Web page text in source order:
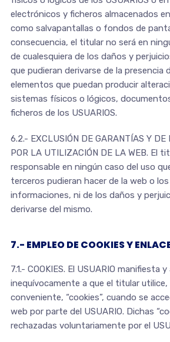
electrónicos y ficheros almacenados
como salvapantallas o fondos de
consecuencia, el titular no será en
de cualesquiera de los daños y
que pudieran derivarse de la presencia
elementos que puedan producir
sistemas físicos o lógicos,
ficheros de los USUARIOS.
6.2.- EXCLUSIÓN DE GARANTÍAS Y DE
POR LA UTILIZACIÓN DE LA WEB. El
responsable en ningún caso del uso
terceros pudieran hacer de la web o
informaciones, ni de los daños y
derivarse del mismo.
7.- EMPLEO DE COOKIES Y
7.1.- COOKIES. El USUARIO manifiesta
inequívocamente a que el titular utilice,
conveniente, “cookies”, cuando se
web por parte del USUARIO. Dichas
rechazadas voluntariamente por el